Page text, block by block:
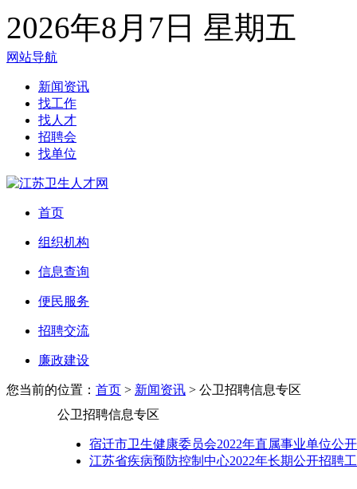
2026年8月7日 星期五
网站导航
新闻资讯
找工作
找人才
招聘会
找单位
首页
组织机构
信息查询
便民服务
招聘交流
廉政建设
您当前的位置： 首页 > 新闻资讯 > 公卫招聘信息专区
公卫招聘信息专区
宿迁市卫生健康委员会2022年直属事业单位公
江苏省疾病预防控制中心2022年长期公开招聘